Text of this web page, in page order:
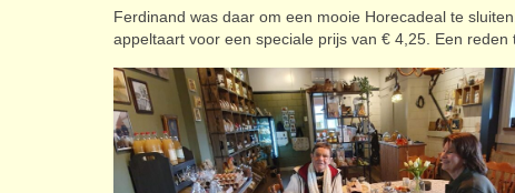
Ferdinand was daar om een mooie Horecadeal te
appeltaart voor een speciale prijs van € 4,25. Een